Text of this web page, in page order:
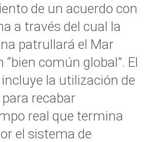
de un acuerdo con
a través del cual la
patrullará el Mar
común global”. El
la utilización de
recabar
real que termina
el sistema de